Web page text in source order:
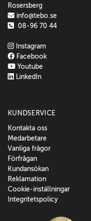
Rosersberg
info@tebo.se
08-96 70 44
Instagram
Facebook
Youtube
LinkedIn
KUNDSERVICE
Kontakta oss
Medarbetare
Vanliga frågor
Förfrågan
Kundansökan
Reklamation
Cookie-inställningar
Integritetspolicy